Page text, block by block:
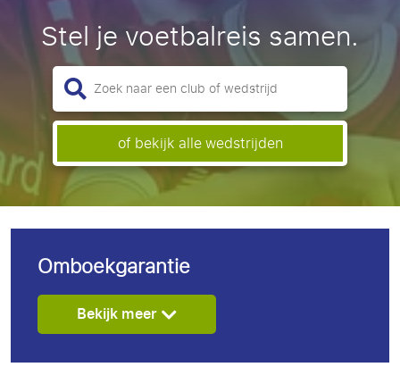
Stel je voetbalreis samen.
of bekijk alle wedstrijden
Omboekgarantie
Bekijk meer